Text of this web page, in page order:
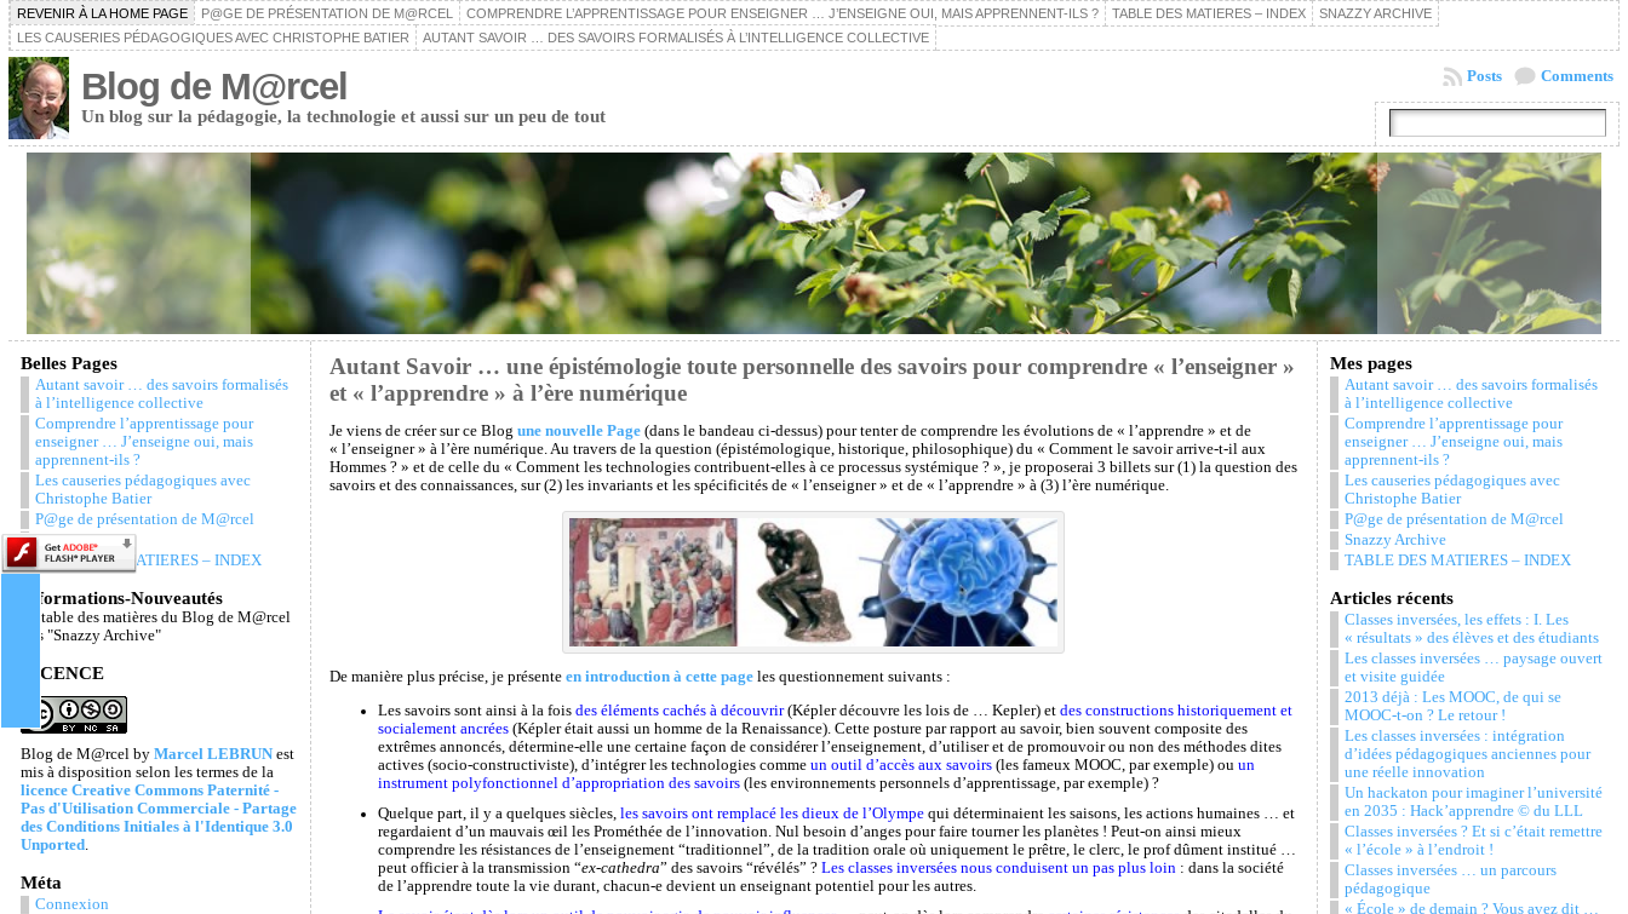
REVENIR À LA HOME PAGE P@GE DE PRÉSENTATION DE M@RCEL COMPRENDRE L’APPRENTISSAGE POUR ENSEIGNER … J’ENSEIGNE OUI, MAIS APPRENNENT-ILS ? TABLE DES MATIERES – INDEX
SNAZZY ARCHIVE
LES CAUSERIES PÉDAGOGIQUES AVEC CHRISTOPHE BATIER
AUTANT SAVOIR … DES SAVOIRS FORMALISÉS À L’INTELLIGENCE COLLECTIVE
Blog de M@rcel
Un blog sur la pédagogie, la technologie et aussi sur un peu de tout
Comments
Posts
Belles Pages
Autant savoir … des savoirs formalisés
à l’intelligence collective
Comprendre l’apprentissage pour
enseigner … J’enseigne oui, mais
apprennent-ils ?
Les causeries pédagogiques avec
Christophe Batier
P@ge de présentation de M@rcel
Snazzy Archive
TABLE DES MATIERES – INDEX
Informations-Nouveautés
La table des matières du Blog de M@rcel
Les "Snazzy Archive"
LICENCE
Blog de M@rcelby Marcel LEBRUNest
mis à disposition selon les termes de la
licence Creative Commons Paternité -
Pas d'Utilisation Commerciale - Partage
des Conditions Initiales à l'Identique 3.0
Unported.
Méta
Connexion
Autant Savoir … une épistémologie toute personnelle des savoirs pour comprendre « l’enseigner »
et « l’apprendre » à l’ère numérique
Je viens de créer sur ce Blog une nouvelle Page(dans le bandeau ci-dessus) pour tenter de comprendre les évolutions de « l’apprendre » et de
« l’enseigner » à l’ère numérique. Au travers de la question (épistémologique, historique, philosophique) du « Comment le savoir arrive-t-il aux
Hommes ? » et de celle du « Comment les technologies contribuent-elles à ce processus systémique ? », je proposerai 3 billets sur (1) la question des
savoirs et des connaissances, sur (2) les invariants et les spécificités de « l’enseigner » et de « l’apprendre » à (3) l’ère numérique.
De manière plus précise, je présente en introduction à cette pageles questionnement suivants :
Les savoirs sont ainsi à la fois des éléments cachés à découvrir(Képler découvre les lois de … Kepler) et des constructions historiquement et
socialement ancrées (Képler était aussi un homme de la Renaissance). Cette posture par rapport au savoir, bien souvent composite des
extrêmes annoncés, détermine-elle une certaine façon de considérer l’enseignement, d’utiliser et de promouvoir ou non des méthodes dites
actives (socio-constructiviste), d’intégrer les technologies comme un outil d’accès aux savoirs(les fameux MOOC, par exemple) ou un
instrument polyfonctionnel d’appropriation des savoirs(les environnements personnels d’apprentissage, par exemple) ?
Quelque part, il y a quelques siècles, les savoirs ont remplacé les dieux de l’Olympequi déterminaient les saisons, les actions humaines … et
regardaient d’un mauvais œil les Prométhée de l’innovation. Nul besoin d’anges pour faire tourner les planètes ! Peut-on ainsi mieux
comprendre les résistances de l’enseignement “traditionnel”, de la tradition orale où uniquement le prêtre, le clerc, le prof dûment institué …
peut officier à la transmission “ex-cathedra” des savoirs “révélés” ? Les classes inversées nous conduisent un pas plus loin: dans la société
de l’apprendre toute la vie durant, chacun-e devient un enseignant potentiel pour les autres.
Mes pages
Autant savoir … des savoirs formalisés
à l’intelligence collective
Comprendre l’apprentissage pour
enseigner … J’enseigne oui, mais
apprennent-ils ?
Les causeries pédagogiques avec
Christophe Batier
P@ge de présentation de M@rcel
Snazzy Archive
TABLE DES MATIERES – INDEX
Articles récents
Classes inversées, les effets : I. Les
« résultats » des élèves et des étudiants
Les classes inversées … paysage ouvert
et visite guidée
2013 déjà : Les MOOC, de qui se
MOOC-t-on ? Le retour !
Les classes inversées : intégration
d’idées pédagogiques anciennes pour
une réelle innovation
Un hackaton pour imaginer l’université
en 2035 : Hack’apprendre © du LLL
Classes inversées ? Et si c’était remettre
« l’école » à l’endroit !
Classes inversées … un parcours
pédagogique
« École » de demain ? Vous avez dit …